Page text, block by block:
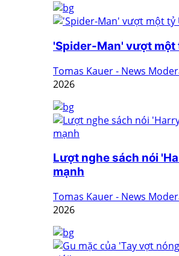
'Spider-Man' vượt một
Tomas Kauer - News
2026
Lượt nghe sách nói
mạnh
Tomas Kauer - News
2026